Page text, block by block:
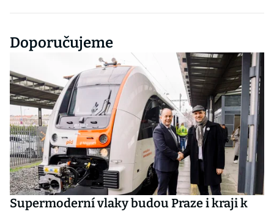
Doporučujeme
Supermoderní vlaky budou Praze i kraji k